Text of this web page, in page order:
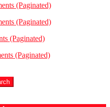
(Paginated)
(Paginated)
(Paginated)
(Paginated)